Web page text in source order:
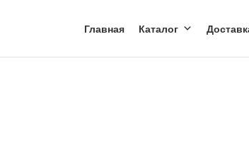
Главная Каталог